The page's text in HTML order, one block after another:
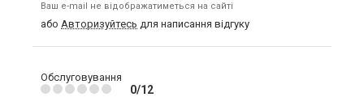
Ваш e-mail не відображатиметься на сайті
або Авторизуйтесь для написання відгуку
Обслуговування
0/12